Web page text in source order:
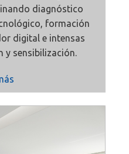
diagnóstico
formación
digital e intensas
y sensibilización.